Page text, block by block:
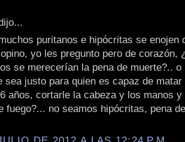
puritanos e hipócritas se enojen
yo les pregunto pero de corazón,
se merecerían la pena de muerte?.. o
sea justo para quien es capaz de
años, cortarle la cabeza y los manos y
fuego?... no seamos hipócritas, pena